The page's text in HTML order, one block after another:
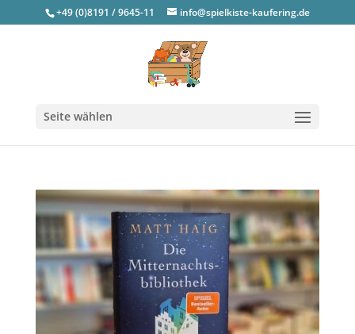
+49 (0)8191 / 9645-11 info@spielkiste-kaufering.de
Seite wählen